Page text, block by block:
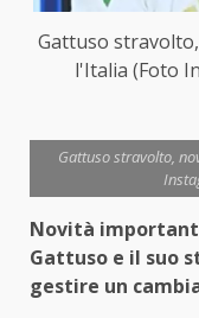
Gattuso
l'Italia (Foto
Gattuso stravolto,
Novità
Gattuso e il suo
gestire un